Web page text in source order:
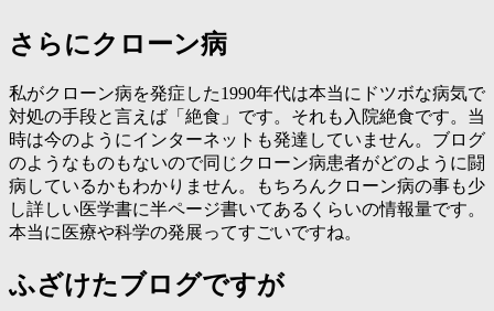
さらにクローン病
私がクローン病を発症した1990年代は本当にドツボな病気で
対処の手段と言えば「絶食」です。それも入院絶食です。当
時は今のようにインターネットも発達していません。ブログ
のようなものもないので同じクローン病患者がどのように闘
病しているかもわかりません。もちろんクローン病の事も少
し詳しい医学書に半ページ書いてあるくらいの情報量です。
本当に医療や科学の発展ってすごいですね。
ふざけたブログですが